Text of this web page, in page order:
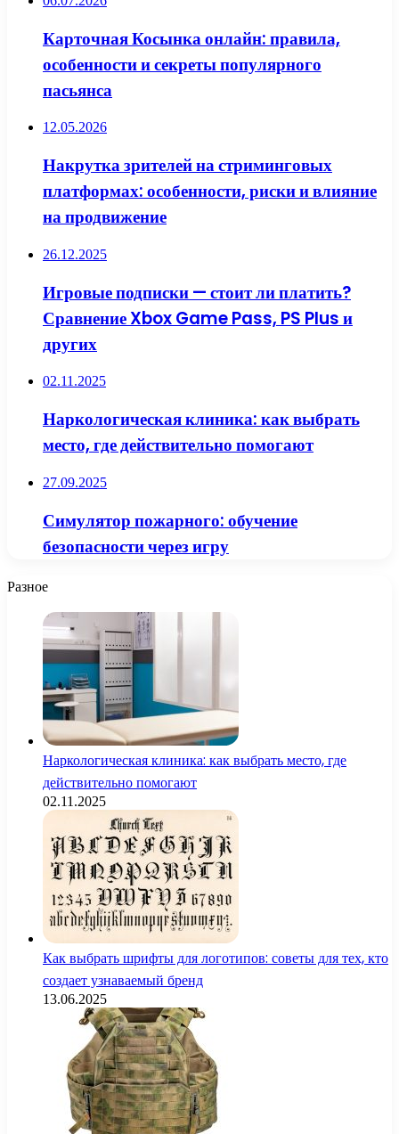
Карточная Косынка онлайн: правила,
особенности и секреты популярного
пасьянса
12.05.2026
Накрутка зрителей на стриминговых
платформах: особенности, риски и влияние
на продвижение
26.12.2025
Игровые подписки — стоит ли платить?
Сравнение Xbox Game Pass, PS Plus и
других
02.11.2025
Наркологическая клиника: как выбрать
место, где действительно помогают
27.09.2025
Симулятор пожарного: обучение
безопасности через игру
Разное
Наркологическая клиника: как выбрать место, где
действительно помогают
02.11.2025
Как выбрать шрифты для логотипов: советы для тех, кто
создает узнаваемый бренд
13.06.2025